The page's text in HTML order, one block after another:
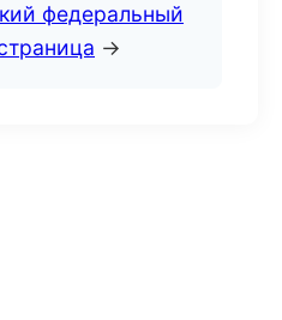
федеральный
→